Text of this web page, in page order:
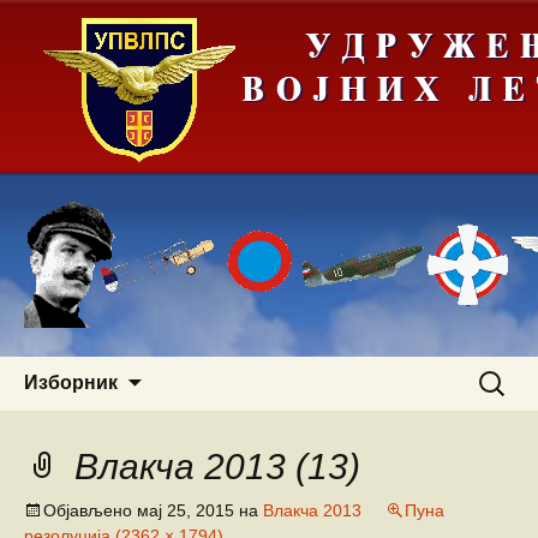
Изборник
Влакча 2013 (13)
Објављено мај 25, 2015 на Влакча 2013
Пуна